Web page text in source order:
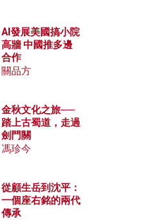
AI發展美國搞小院
高牆 中國推多邊
合作
關品方
金秋文化之旅──
踏上古蜀道，走過
劍門關
馮珍今
從顧生岳到沈平：
一個座右銘的兩代
傳承